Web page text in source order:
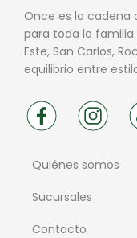
Once es la cadena
para toda la
Este, San Carlos,
equilibrio entre
Quiénes somos
Sucursales
Contacto